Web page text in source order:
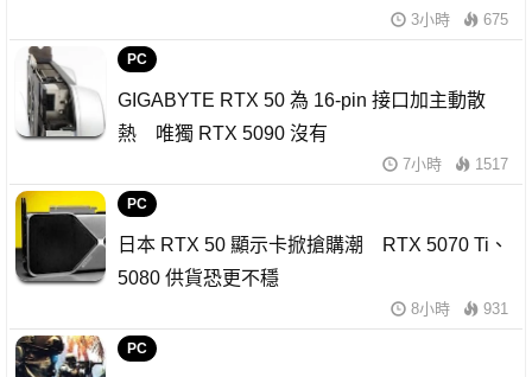
3小時 675
PC
GIGABYTE RTX 50 為 16-pin 接口加主動散
熱 唯獨 RTX 5090 沒有
7小時 1517
PC
日本 RTX 50 顯示卡掀搶購潮 RTX 5070 Ti、
5080 供貨恐更不穩
8小時 931
PC